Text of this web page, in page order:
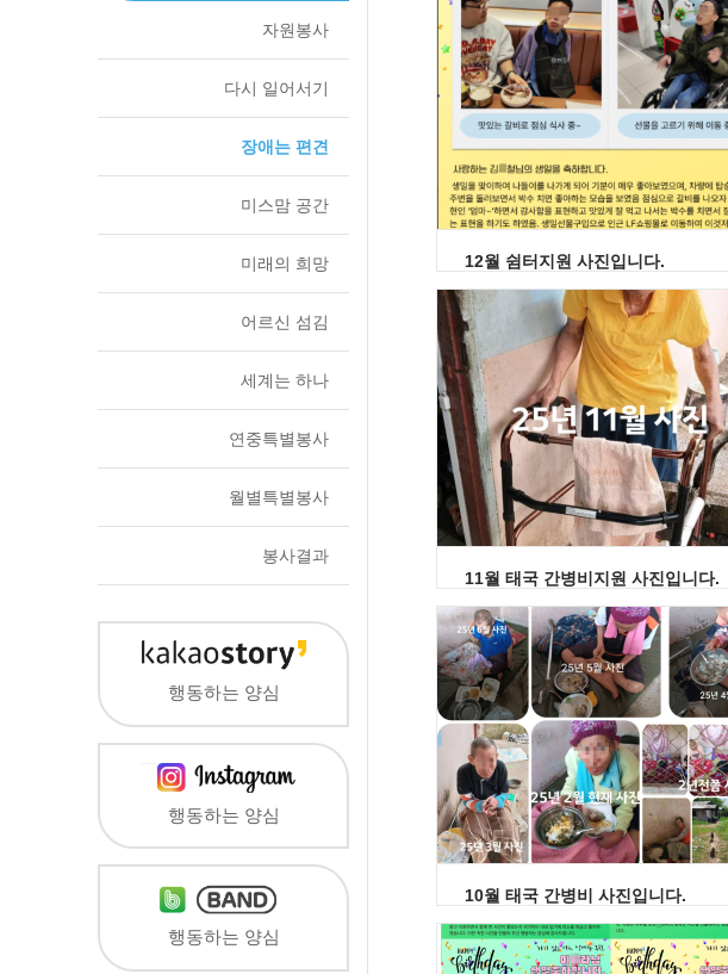
12월 쉼터지원 사진입니다.
11월 태국 간병비지원 사진입니다.
10월 태국 간병비 사진입니다.
자원봉사
다시 일어서기
장애는 편견
미스맘 공간
미래의 희망
어르신 섬김
세계는 하나
연중특별봉사
월별특별봉사
봉사결과
행동하는 양심
행동하는 양심
행동하는 양심